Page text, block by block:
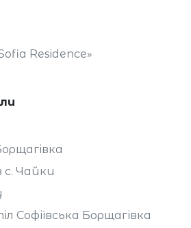
Residence»
Чайки
Софіївська Борщагівка